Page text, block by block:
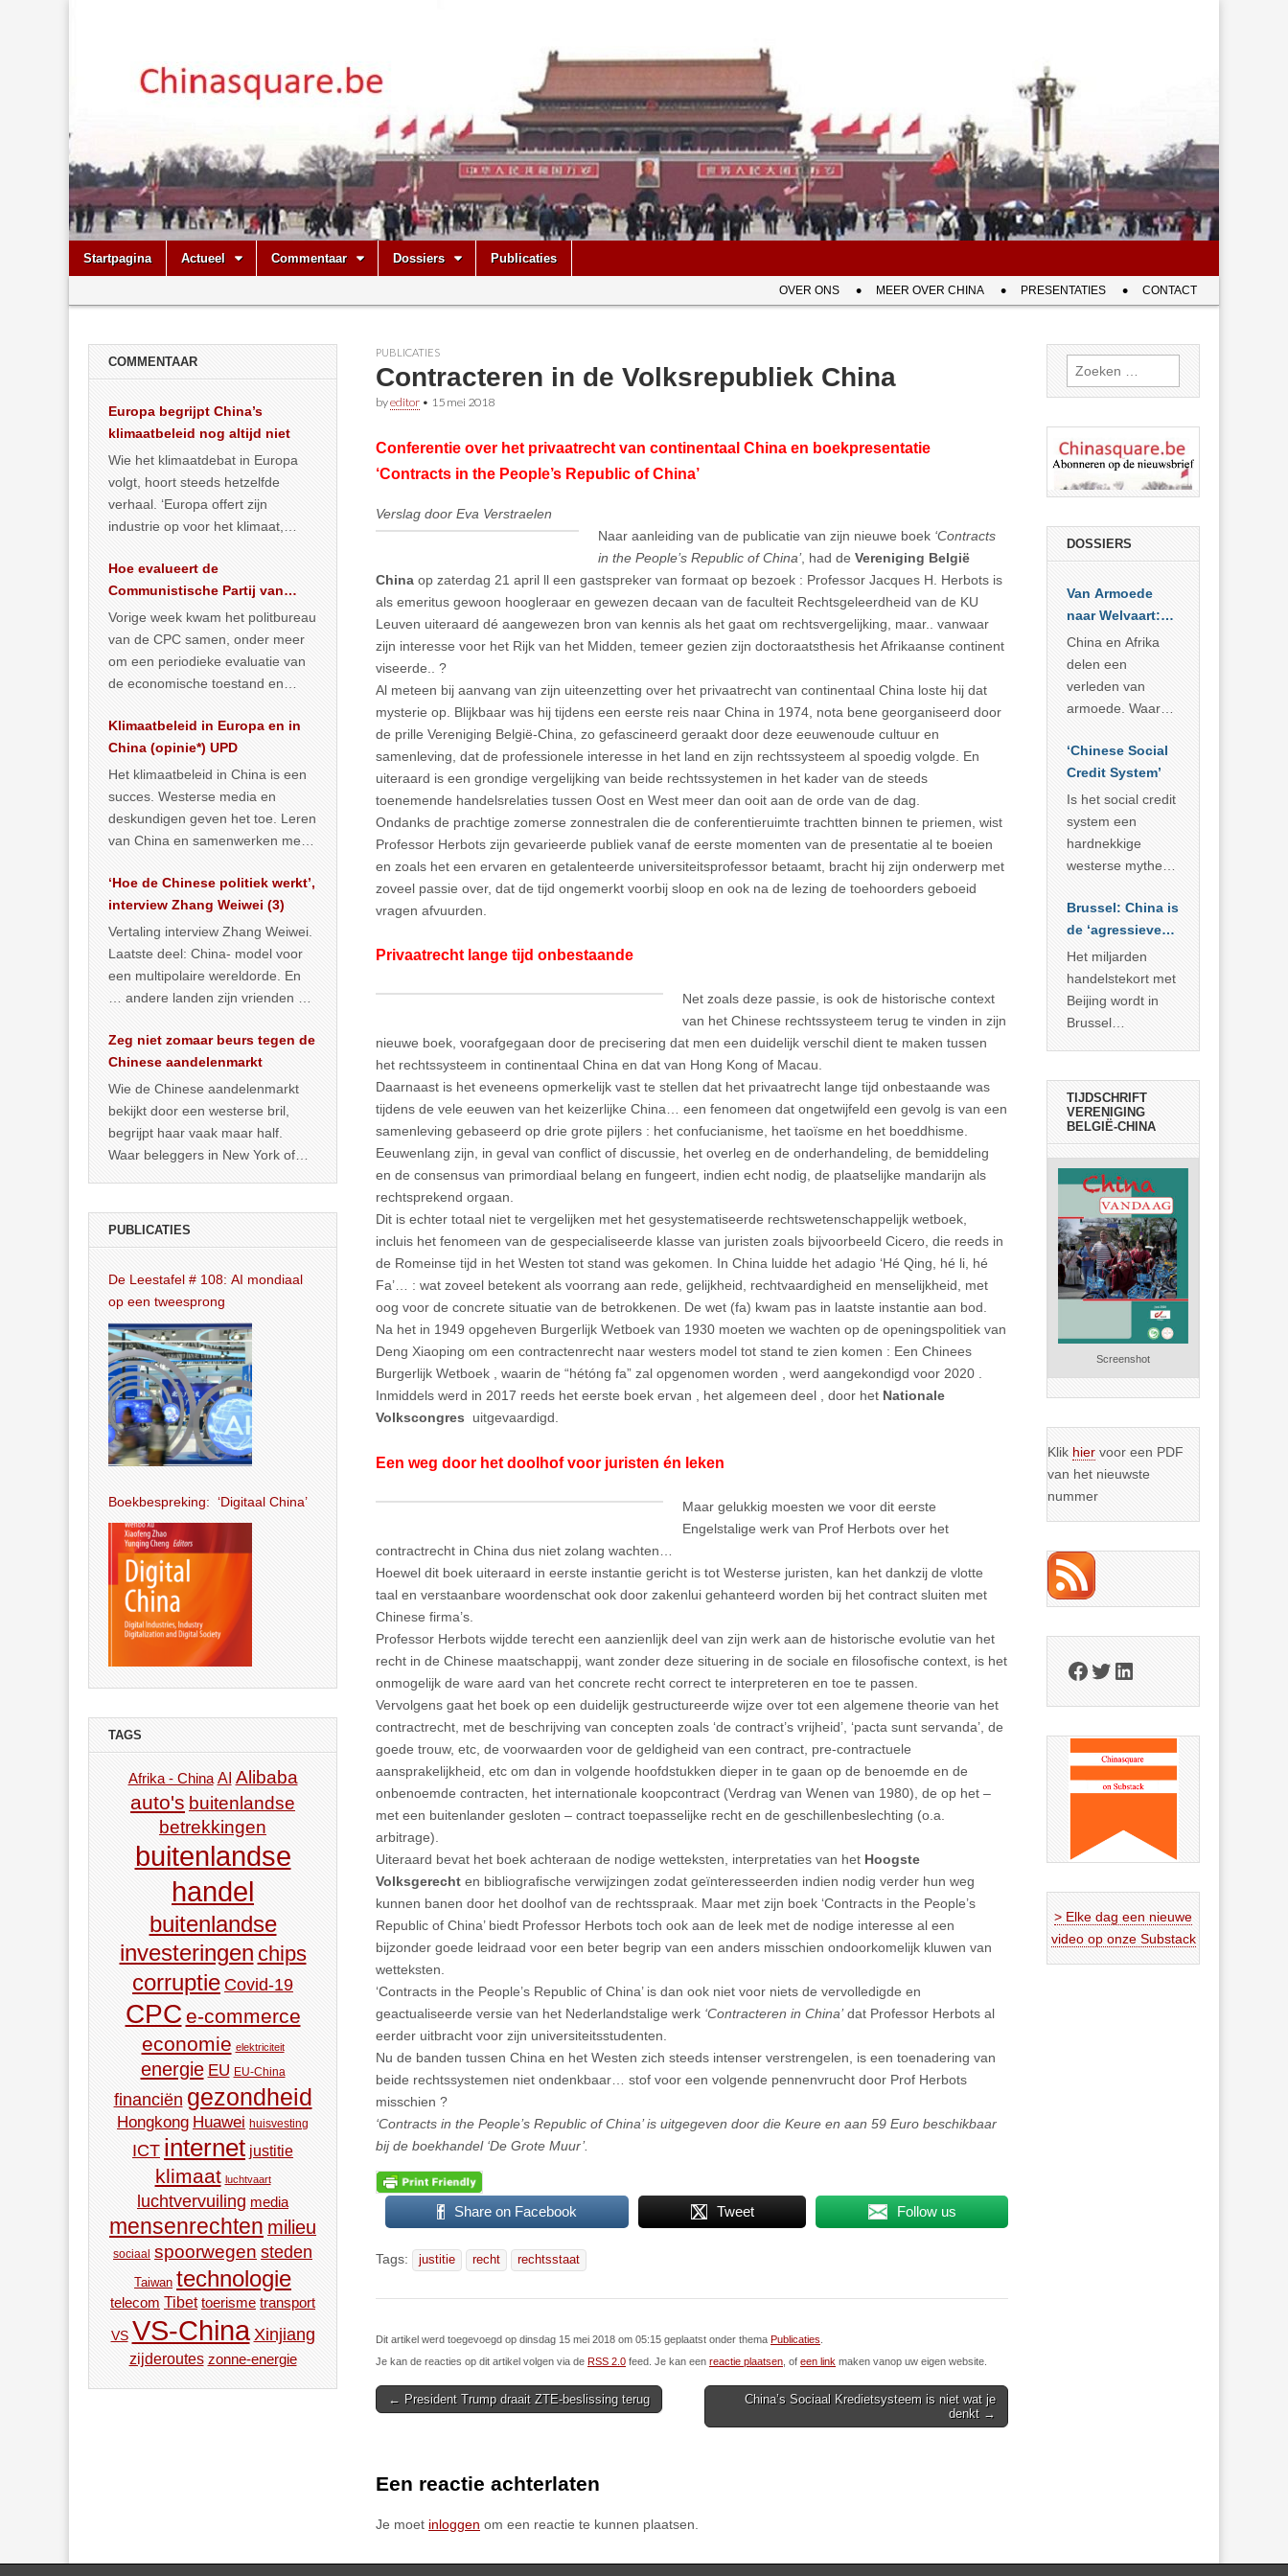
Chinasquare.be
Main
menu
Skip
Startpagina Actueel Commentaar Dossiers Publicaties
menu
OVER ONS MEER OVER CHINA PRESENTATIES CONTACT
PUBLICATIES
Contracteren in de Volksrepubliek China
byeditor • 15 mei 2018
Conferentie over het privaatrecht van continentaal China en boekpresentatie
‘Contracts in the People’s Republic of China’
Verslag door Eva Verstraelen
Naar aanleiding van de publicatie van zijn nieuwe boek ‘Contracts
in the People’s Republic of China’, had de Vereniging België
China op zaterdag 21 april ll een gastspreker van formaat op bezoek : Professor Jacques H. Herbots is
als emeritus gewoon hoogleraar en gewezen decaan van de faculteit Rechtsgeleerdheid van de KU
Leuven uiteraard dé aangewezen bron van kennis als het gaat om rechtsvergelijking, maar.. vanwaar
zijn interesse voor het Rijk van het Midden, temeer gezien zijn doctoraatsthesis het Afrikaanse continent
viseerde.. ?
Al meteen bij aanvang van zijn uiteenzetting over het privaatrecht van continentaal China loste hij dat
mysterie op. Blijkbaar was hij tijdens een eerste reis naar China in 1974, nota bene georganiseerd door
de prille Vereniging België-China, zo gefascineerd geraakt door deze eeuwenoude cultuur en
samenleving, dat de professionele interesse in het land en zijn rechtssysteem al spoedig volgde. En
uiteraard is een grondige vergelijking van beide rechtssystemen in het kader van de steeds
toenemende handelsrelaties tussen Oost en West meer dan ooit aan de orde van de dag.
Ondanks de prachtige zomerse zonnestralen die de conferentieruimte trachtten binnen te priemen, wist
Professor Herbots zijn gevarieerde publiek vanaf de eerste momenten van de presentatie al te boeien
en zoals het een ervaren en getalenteerde universiteitsprofessor betaamt, bracht hij zijn onderwerp met
zoveel passie over, dat de tijd ongemerkt voorbij sloop en ook na de lezing de toehoorders geboeid
vragen afvuurden.
Privaatrecht lange tijd onbestaande
Net zoals deze passie, is ook de historische context
van het Chinese rechtssysteem terug te vinden in zijn
nieuwe boek, voorafgegaan door de precisering dat men een duidelijk verschil dient te maken tussen
het rechtssysteem in continentaal China en dat van Hong Kong of Macau.
Daarnaast is het eveneens opmerkelijk vast te stellen dat het privaatrecht lange tijd onbestaande was
tijdens de vele eeuwen van het keizerlijke China… een fenomeen dat ongetwijfeld een gevolg is van een
samenleving gebaseerd op drie grote pijlers : het confucianisme, het taoïsme en het boeddhisme.
Eeuwenlang zijn, in geval van conflict of discussie, het overleg en de onderhandeling, de bemiddeling
en de consensus van primordiaal belang en fungeert, indien echt nodig, de plaatselijke mandarijn als
rechtsprekend orgaan.
Dit is echter totaal niet te vergelijken met het gesystematiseerde rechtswetenschappelijk wetboek,
incluis het fenomeen van de gespecialiseerde klasse van juristen zoals bijvoorbeeld Cicero, die reeds in
de Romeinse tijd in het Westen tot stand was gekomen. In China luidde het adagio ‘Hé Qing, hé li, hé
Fa’… : wat zoveel betekent als voorrang aan rede, gelijkheid, rechtvaardigheid en menselijkheid, met
oog voor de concrete situatie van de betrokkenen. De wet (fa) kwam pas in laatste instantie aan bod.
Na het in 1949 opgeheven Burgerlijk Wetboek van 1930 moeten we wachten op de openingspolitiek van
Deng Xiaoping om een contractenrecht naar westers model tot stand te zien komen : Een Chinees
Burgerlijk Wetboek , waarin de “hétóng fa” zal opgenomen worden , werd aangekondigd voor 2020 .
Inmiddels werd in 2017 reeds het eerste boek ervan , het algemeen deel , door het Nationale
Volkscongres uitgevaardigd.
Een weg door het doolhof voor juristen én leken
Maar gelukkig moesten we voor dit eerste
Engelstalige werk van Prof Herbots over het
contractrecht in China dus niet zolang wachten…
Hoewel dit boek uiteraard in eerste instantie gericht is tot Westerse juristen, kan het dankzij de vlotte
taal en verstaanbare woordenschat ook door zakenlui gehanteerd worden bij het contract sluiten met
Chinese firma’s.
Professor Herbots wijdde terecht een aanzienlijk deel van zijn werk aan de historische evolutie van het
recht in de Chinese maatschappij, want zonder deze situering in de sociale en filosofische context, is het
onmogelijk de ware aard van het concrete recht correct te interpreteren en toe te passen.
Vervolgens gaat het boek op een duidelijk gestructureerde wijze over tot een algemene theorie van het
contractrecht, met de beschrijving van concepten zoals ‘de contract’s vrijheid’, ‘pacta sunt servanda’, de
goede trouw, etc, de voorwaarden voor de geldigheid van een contract, pre-contractuele
aansprakelijkheid, etc om dan in volgende hoofdstukken dieper in te gaan op de benoemde en de
onbenoemde contracten, het internationale koopcontract (Verdrag van Wenen van 1980), de op het –
met een buitenlander gesloten – contract toepasselijke recht en de geschillenbeslechting (o.a.
arbitrage).
Uiteraard bevat het boek achteraan de nodige wetteksten, interpretaties van het Hoogste
Volksgerecht en bibliografische verwijzingen zodat geïnteresseerden indien nodig verder hun weg
kunnen banen door het doolhof van de rechtsspraak. Maar met zijn boek ‘Contracts in the People’s
Republic of China’ biedt Professor Herbots toch ook aan de leek met de nodige interesse al een
bijzonder goede leidraad voor een beter begrip van een anders misschien ondoorkomelijk kluwen van
wetteksten.
‘Contracts in the People’s Republic of China’ is dan ook niet voor niets de vervolledigde en
geactualiseerde versie van het Nederlandstalige werk ‘Contracteren in China’dat Professor Herbots al
eerder uitbracht voor zijn universiteitsstudenten.
Nu de banden tussen China en het Westen zich steeds intenser verstrengelen, is een toenadering van
beide rechtssystemen niet ondenkbaar… stof voor een volgende pennenvrucht door Prof Herbots
misschien ?
‘Contracts in the People’s Republic of China’ is uitgegeven door die Keure en aan 59 Euro beschikbaar
bij de boekhandel ‘De Grote Muur’.
Share on Facebook Tweet Follow us
Tags: justitie recht rechtsstaat
Dit artikel werd toegevoegd op dinsdag 15 mei 2018 om 05:15 geplaatst onder thema Publicaties
Je kan de reacties op dit artikel volgen via de RSS 2.0 feed. Je kan een reactie plaatsen , of een link maken vanop uw eigen website.
Post
← President Trump draait ZTE-beslissing terug
China’s Sociaal Kredietsysteem is niet wat je
denkt →
Een reactie achterlaten
Je moet inloggen om een reactie te kunnen plaatsen.
COMMENTAAR
Europa begrijpt China’s
klimaatbeleid nog altijd niet
Wie het klimaatdebat in Europa
volgt, hoort steeds hetzelfde
verhaal. ‘Europa offert zijn
industrie op voor het klimaat,
vergroening… >> lees meer
Hoe evalueert de
Communistische Partij van
China de economische
toestand?
Vorige week kwam het politbureau
van de CPC samen, onder meer
om een periodieke evaluatie van
de economische toestand en
publiceerden… >> lees meer
Klimaatbeleid in Europa en in
China (opinie*) UPD
Het klimaatbeleid in China is een
succes. Westerse media en
deskundigen geven het toe. Leren
van China en samenwerken met
… >> lees meer
‘Hoe de Chinese politiek werkt’,
interview Zhang Weiwei (3)
Vertaling interview Zhang Weiwei.
Laatste deel: China- model voor
een multipolaire wereldorde. En
… andere landen zijn vrienden of
Zeg niet zomaar beurs tegen de
Chinese aandelenmarkt
Wie de Chinese aandelenmarkt
bekijkt door een westerse bril,
begrijpt haar vaak maar half.
Waar beleggers in New York of
PUBLICATIES
De Leestafel # 108: AI mondiaal
op een tweesprong
Boekbespreking: ‘Digitaal China’
TAGS
Afrika - China AI Alibaba
auto's buitenlandse
betrekkingen
buitenlandse
handel
buitenlandse
investeringen chips
corruptie Covid-19
CPC e-commerce
economie elektriciteit
energie EU EU-China
financiën gezondheid
Hongkong Huawei huisvesting
ICT internet justitie
klimaat luchtvaart
luchtvervuiling media
mensenrechten milieu
sociaal spoorwegen steden
Taiwan technologie
telecom Tibet toerisme transport
VS VS-China Xinjiang
zijderoutes zonne-energie
Zoeken
naar:
DOSSIERS
Van Armoede
naar Welvaart:
Wat Afrika kan
leren van
China’s
economisch
China en Afrika
delen een
verleden van
armoede. Waar
voorbije veertig
jaar in slaagde
meer dan 800
miljoen mensen
uit de armoede
… >> lees meer
‘Chinese Social
Credit System’
Is het social credit
system een
hardnekkige
westerse mythe of
realiteit in China?
Brussel: China is
de ‘agressieve
schuldige’
Het miljarden
handelstekort met
Beijing wordt in
Brussel
economische
agressie. In
werkelijkheid
verhult die
spectaculaire
rekensom vooral
de industriële
achterstand die
… >> lees meer
TIJDSCHRIFT
VERENIGING
BELGIË-CHINA
Screenshot
Klik hier voor een PDF
van het nieuwste
nummer
Facebook
Twitter
LinkedIn
> Elke dag een nieuwe
video op onze Substack